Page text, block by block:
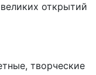
открытий
творческие